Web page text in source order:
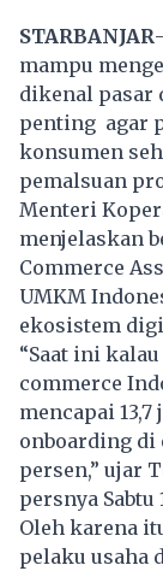
STARBANJAR
mampu
dikenal pasar
penting agar
konsumen
pemalsuan
Menteri
menjelaskan
Commerce
UMKM
ekosistem
“Saat ini
commerce
mencapai
onboarding di
persen,” ujar
persnya Sabtu
Oleh karena
pelaku usaha